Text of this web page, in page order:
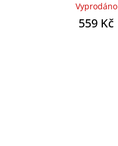
Vyprodáno
559 Kč